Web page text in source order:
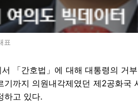
표
「간호법」에 대해 대통령의 거
기까지 의원내각제였던 제2공화국
하고 있다.